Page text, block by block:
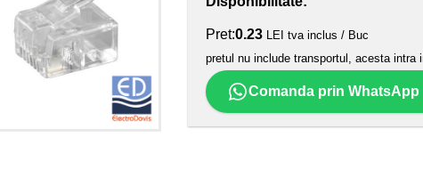
Pret:0.23 LEI tva inclus / Buc
pretul nu include transportul, acesta intra
Comanda prin WhatsApp